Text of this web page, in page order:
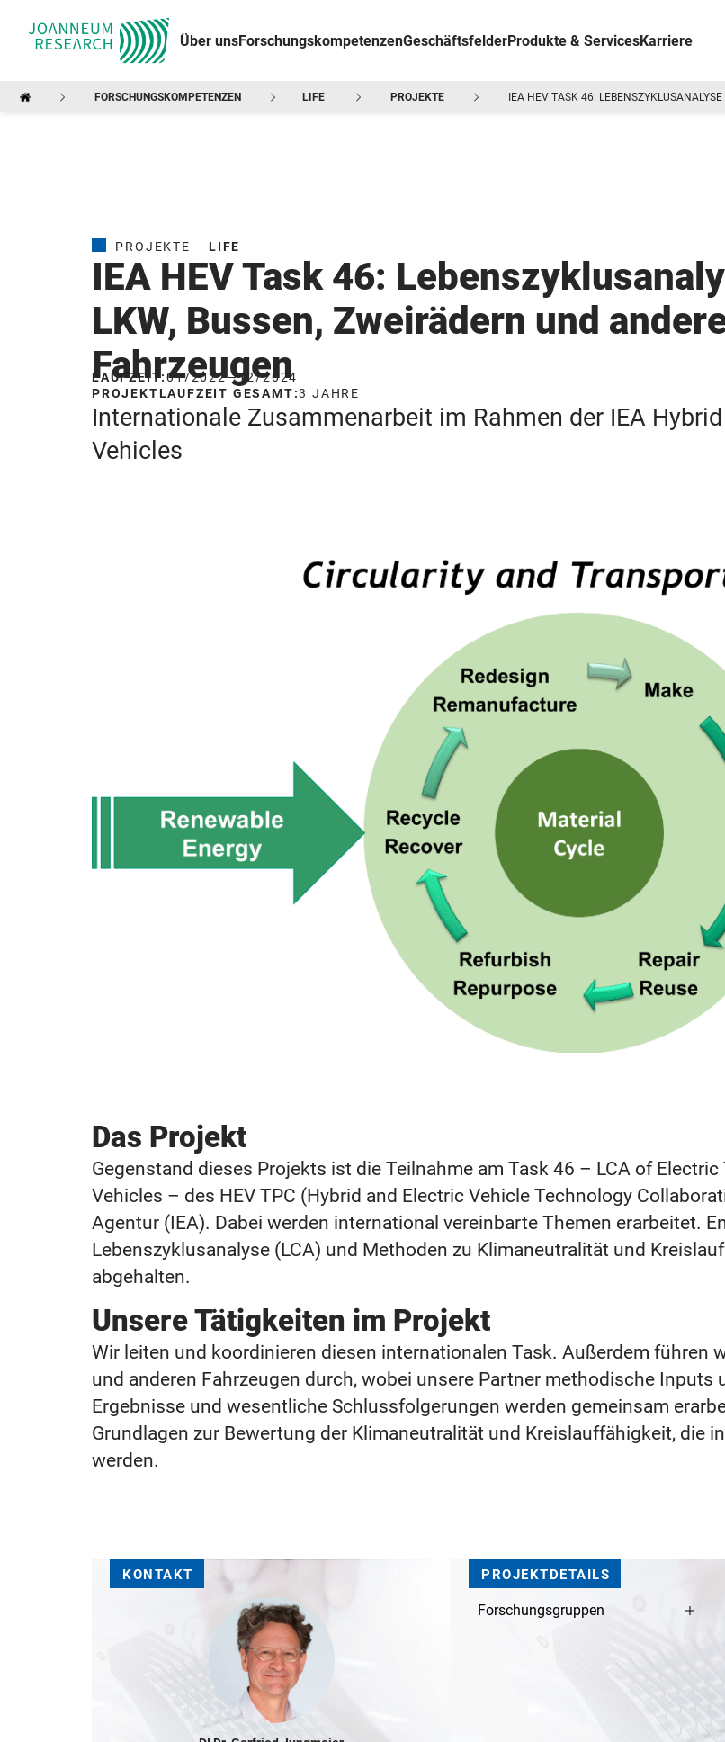
Über unsForschungskompetenzenGeschäftsfelderProdukte & ServicesKarriere
FORSCHUNGSKOMPETENZEN LIFE PROJEKTE IEA HEV TASK 46:
PROJEKTE - LIFE
IEA HEV Task 46:
LKW, Bussen, Zweirädern und
Fahrzeugen
LAUFZEIT:01/2022—12/2024
PROJEKTLAUFZEIT GESAMT:3 JAHRE
Internationale Zusammenarbeit im Rahmen der IEA
Vehicles
Das Projekt
Gegenstand dieses Projekts ist die Teilnahme am Task 46 – LCA of
Vehicles – des HEV TPC (Hybrid and Electric Vehicle Technology
Agentur (IEA). Dabei werden international vereinbarte Themen erarbeitet.
Lebenszyklusanalyse (LCA) und Methoden zu Klimaneutralität und
abgehalten.
Unsere Tätigkeiten im Projekt
Wir leiten und koordinieren diesen internationalen Task. Außerdem führen
und anderen Fahrzeugen durch, wobei unsere Partner methodische Inputs
Ergebnisse und wesentliche Schlussfolgerungen werden gemeinsam
Grundlagen zur Bewertung der Klimaneutralität und Kreislauffähigkeit, die
werden.
KONTAKT PROJEKTDETAILS
Forschungsgruppen